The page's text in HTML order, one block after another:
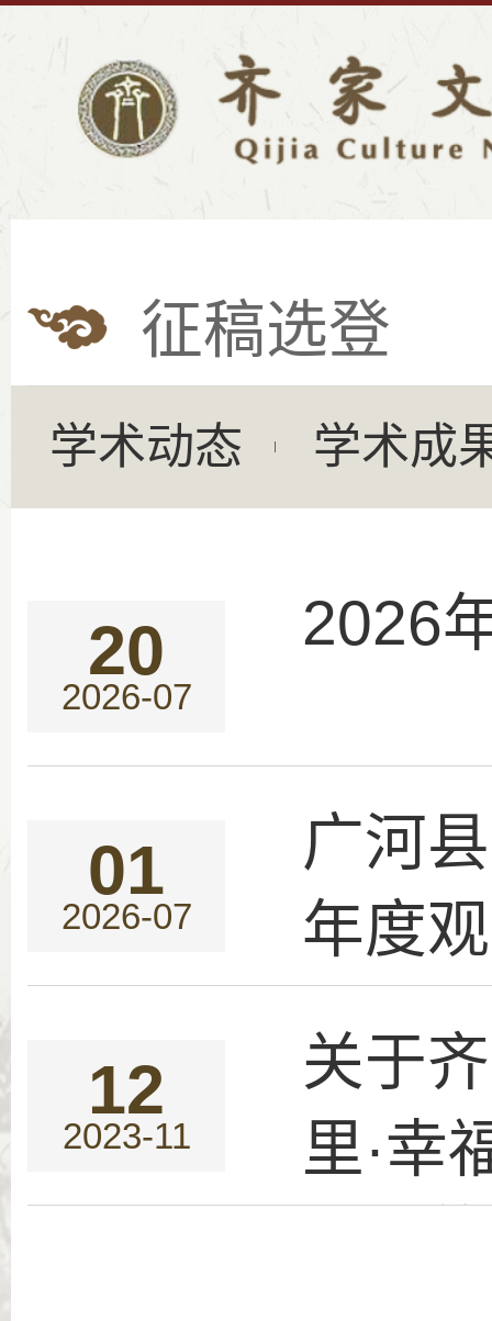
征稿选登
学术动态 学术成
20
2026-07
2026
01
2026-07
广河
年度
12
2023-11
关于
里·幸